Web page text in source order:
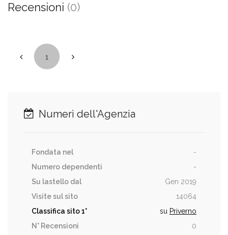
Recensioni (0)
1
Numeri dell'Agenzia
Fondata nel
-
Numero dependenti
-
Su lastello dal
Gen 2019
Visite sul sito
14064
Classifica sito1° su Priverno
N° Recensioni
0